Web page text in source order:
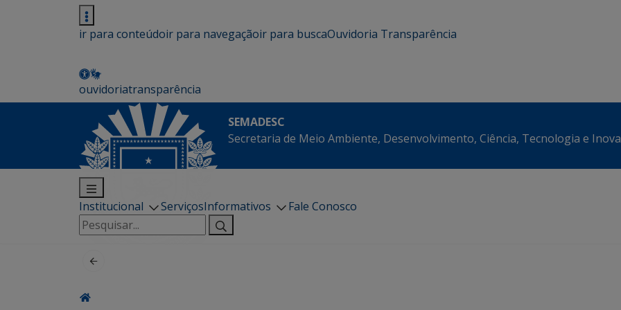
ir para conteúdoir para navegaçãoir para buscaOuvidoria Transparência
ouvidoriatransparência
SEMADESC
Secretaria de Meio Ambiente, Desenvolvimento, Ciência, Tecnologia e
Institucional ServiçosInformativos
Fale Conosco
Pesquisar
por: